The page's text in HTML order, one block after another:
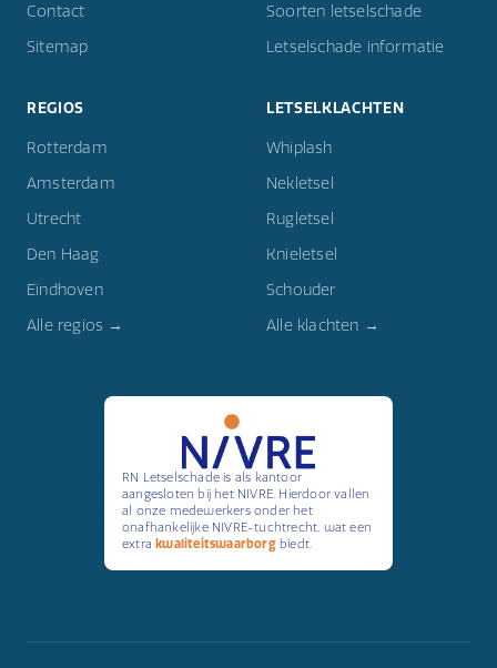
Contact
Sitemap
Soorten letselschade
Letselschade informatie
REGIOS
Rotterdam
Amsterdam
Utrecht
Den Haag
Eindhoven
Alle regios →
LETSELKLACHTEN
Whiplash
Nekletsel
Rugletsel
Knieletsel
Schouder
Alle klachten →
RN Letselschade is als kantoor
aangesloten bij het NIVRE. Hierdoor vallen
al onze medewerkers onder het
onafhankelijke NIVRE-tuchtrecht, wat een
extrakwaliteitswaarborgbiedt.